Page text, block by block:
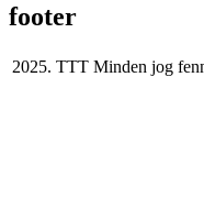
footer
2025. TTT Minden jog